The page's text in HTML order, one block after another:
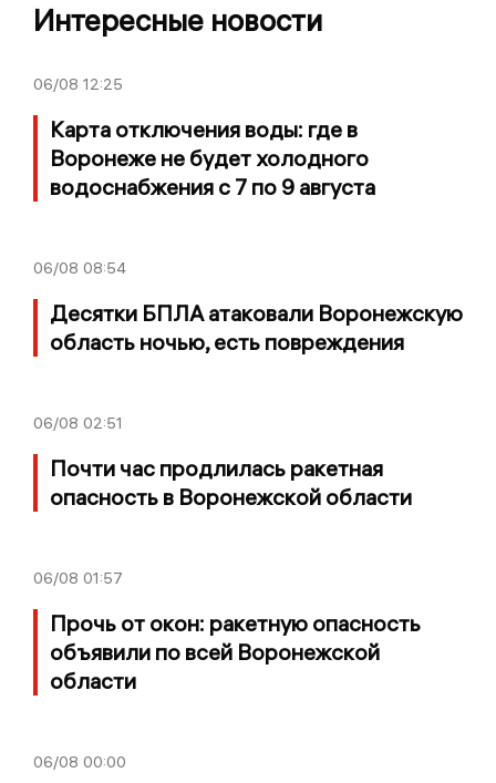
Интересные новости
06/08 12:25
Карта отключения воды: где в
Воронеже не будет холодного
водоснабжения с 7 по 9 августа
06/08 08:54
Десятки БПЛА атаковали Воронежскую
область ночью, есть повреждения
06/08 02:51
Почти час продлилась ракетная
опасность в Воронежской области
06/08 01:57
Прочь от окон: ракетную опасность
объявили по всей Воронежской
области
06/08 00:00